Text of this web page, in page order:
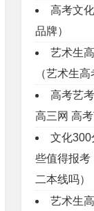
高考文
品牌）
艺术生
（艺术生
高考艺
高三网 高
文化300
些值得报考
二本线吗）
艺术生